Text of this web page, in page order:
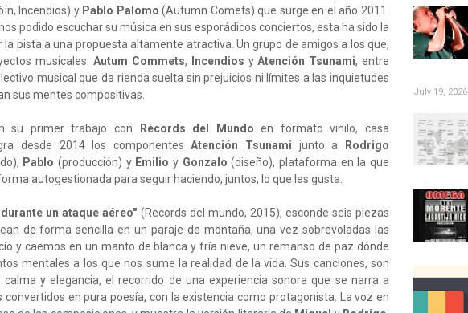
Incendios) y Pablo Palomo (Autumn Comets) que surge en el año 2011.
podido escuchar su música en sus esporádicos conciertos, esta ha sido la
la pista a una propuesta altamente atractiva. Un grupo de amigos a los que,
musicales:Autum Commets, Incendios yAtención Tsunami, entre
musical que da rienda suelta sin prejuicios ni límites a las inquietudes
sus mentes compositivas.
su primer trabajo con Récords del Mundo en formato vinilo, casa
desde 2014 los componentesAtención Tsunami junto a
Rodrigo
Pablo(producción) y Emilio y Gonzalo(diseño), plataforma en la que
autogestionada para seguir haciendo, juntos, lo que les gusta.
un ataque aéreo" (Records del mundo, 2015), esconde seis piezas
de forma sencilla en un paraje de montaña, una vez sobrevoladas las
y caemos en un manto de blanca y fría nieve, un remanso de paz dónde
mentales a los que nos sume la realidad de la vida. Sus canciones, son
calma y elegancia, el recorrido de una experiencia sonora que se narra a
en pura poesía, con la existencia como protagonista. La voz en
July 19, 2026